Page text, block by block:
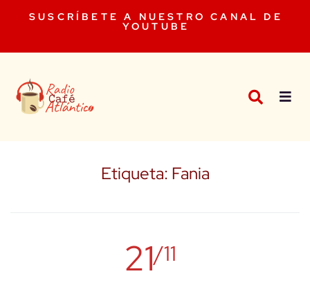
SUSCRÍBETE A NUESTRO CANAL DE
YOUTUBE
Etiqueta: Fania
21/11